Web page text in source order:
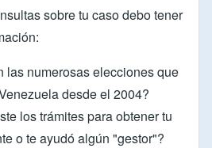
sobre tu caso debo tener
las numerosas elecciones que
desde el 2004?
los trámites para obtener tu
o te ayudó algún "gestor"?